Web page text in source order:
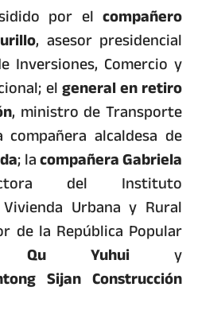
por el compañero
, asesor presidencial
Inversiones, Comercio y
elgeneral en retiro
, ministro de Transporte
alcaldesa de
; lacompañera Gabriela
del Instituto
Urbana y Rural
de la República Popular
Qu Yuhuiy
Sijan Construcción